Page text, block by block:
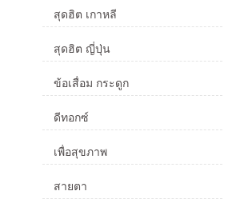
สุดฮิต เกาหลี
สุดฮิต ญี่ปุ่น
ข้อเสื่อม กระดูก
ดีทอกซ์
เพื่อสุขภาพ
สายตา